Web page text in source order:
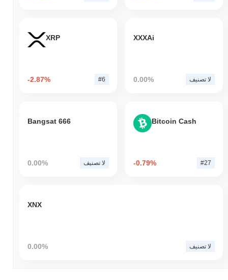
XRP
-2.87% #6
XXXAi
0.00% لا تصنيف
Bangsat 666
0.00% لا تصنيف
Bitcoin Cash
-0.79% #27
XNX
0.00% لا تصنيف